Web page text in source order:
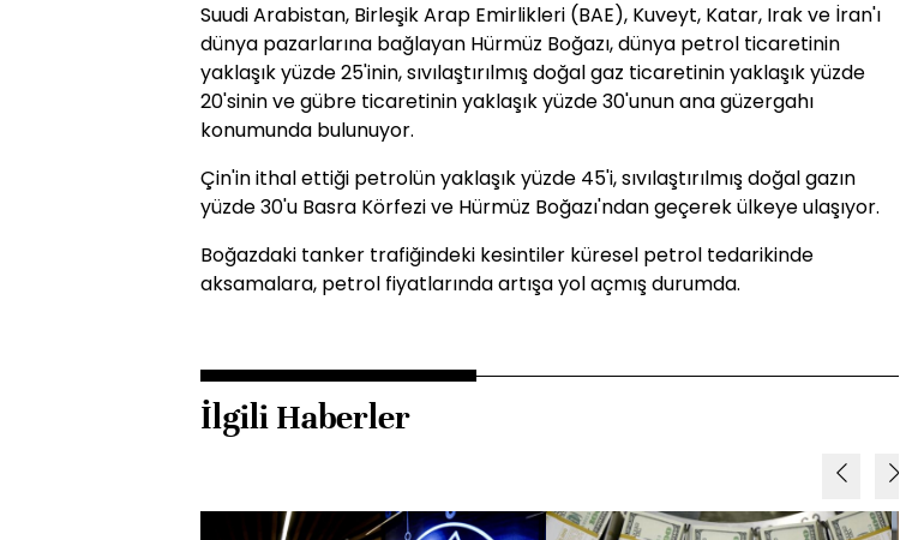
Suudi Arabistan, Birleşik Arap Emirlikleri (BAE), Kuveyt, Katar, Irak ve İran'ı
dünya pazarlarına bağlayan Hürmüz Boğazı, dünya petrol ticaretinin
yaklaşık yüzde 25'inin, sıvılaştırılmış doğal gaz ticaretinin yaklaşık yüzde
20'sinin ve gübre ticaretinin yaklaşık yüzde 30'unun ana güzergahı
konumunda bulunuyor.
Çin'in ithal ettiği petrolün yaklaşık yüzde 45'i, sıvılaştırılmış doğal gazın
yüzde 30'u Basra Körfezi ve Hürmüz Boğazı'ndan geçerek ülkeye ulaşıyor.
Boğazdaki tanker trafiğindeki kesintiler küresel petrol tedarikinde
aksamalara, petrol fiyatlarında artışa yol açmış durumda.​​​​​​​
İlgili Haberler